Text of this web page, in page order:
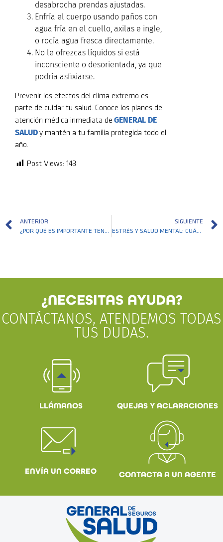
desabrocha prendas ajustadas.
Enfría el cuerpo usando paños con
agua fría en el cuello, axilas e ingle,
o rocía agua fresca directamente.
No le ofrezcas líquidos si está
inconsciente o desorientada, ya que
podría asfixiarse.
Prevenir los efectos del clima extremo es
parte de cuidar tu salud. Conoce los planes de
atención médica inmediata de GENERAL DE
SALUDy mantén a tu familia protegida todo el
año.
Post Views: 143
ANTERIOR
SIGUIENTE
¿NECESITAS AYUDA?
CONTÁCTANOS, ATENDEMOS TODAS
TUS DUDAS.
LLÁMANOS QUEJAS Y ACLARACIONES
ENVÍA UN CORREO CONTACTA A UN AGENTE